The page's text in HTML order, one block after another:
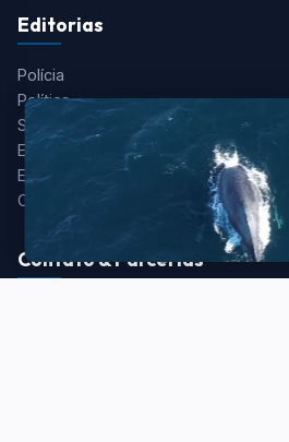
Editorias
Polícia
Política
Saúde
Esportes
Entretenimento
Colunistas
Contato & Parcerias